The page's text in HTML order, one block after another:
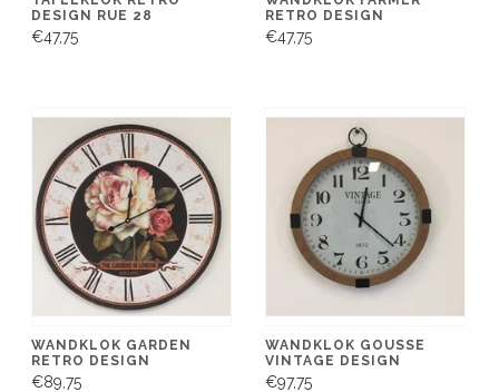
DESIGN RUE 28
€47,75
RETRO DESIGN
€47,75
WANDKLOK GARDEN
RETRO DESIGN
€89,75
WANDKLOK GOUSSE
VINTAGE DESIGN
€97,75